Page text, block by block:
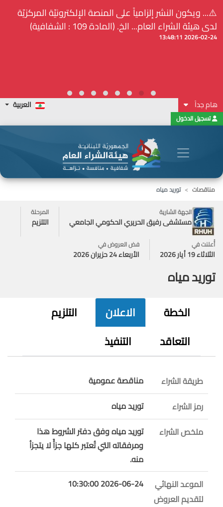
⚠️... ويكون النشر إلزامياً على المنصة الإلكترونيّة المركزيّة
لدى هيئة الشراء العام... الخ. (المادة 109 : الشفافية)
2026-02-24 13:48:11
هام جداً العربية
تسجيل الدخول
مناقصات
توريد مياه
الجهة الشارية
مستشفى رفيق الحريري الحكومي الجامعي
المرحلة
التلزيم
أُعلنت في
الثلاثاء 19 أيار 2026
فض العروض في
الأربعاء 24 حزيران 2026
توريد مياه
الخطة الاعلان
التلزيم
التعاقد
التنفيذ
طريقة الشراء
مناقصة عمومية
رمز الشراء
توريد مياه
ملخص الشراء
توريد مياه وفق دفتر الشروط هذا
ومرفقاته التي تُعتبر كلها جزأً لا يتجزأ
منه.
الموعد النهائي
لتقديم العروض
2026-06-24 10:30:00